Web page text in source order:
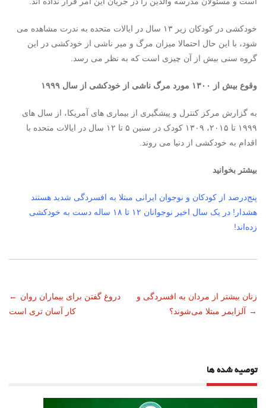
خودکشی در کودکان زیر ۱۳ سال در ایالات متحده به ندرت مشاهده می
شود، با این حال احتمالا میزان مرگ و میر ناشی از خودکشی در این
گروه سنی بیش از آن چیزی است که به نظر می رسد.
وقوع بیش از ۱۳۰۰ مورد مرگ ناشی از خودکشی از سال ۱۹۹۹
به گزارش مرکز کنترل و پیشگیری از بیماری های آمریکا، از سال های
۱۹۹۹ تا ۲۰۱۵، ۱۳۰۹ کودک در سنین ۵ تا ۱۲ سال در ایالات متحده با
اقدام به خودکشی از دنیا می روند.
بیشتر بخوانید
پنج‌درصد از کودکان و نوجوان ایرانی مبتلا به افسردگی شدید هستند
هشدار! در یک سال اخیر نوجوانان ۱۲ تا ۱۸ ساله دست به خودکشی
زده‌اند!
ناوبری
نوشته
← دروغ‌ گفتن برای بیماران روان
کار آسان تری است
زنان بیشتر از مردان به افسردگی و
آلزایمر مبتلا می‌شوند؟ →
توصیه شده ها